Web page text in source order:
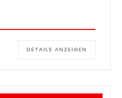
DETAILS ANZEIGEN